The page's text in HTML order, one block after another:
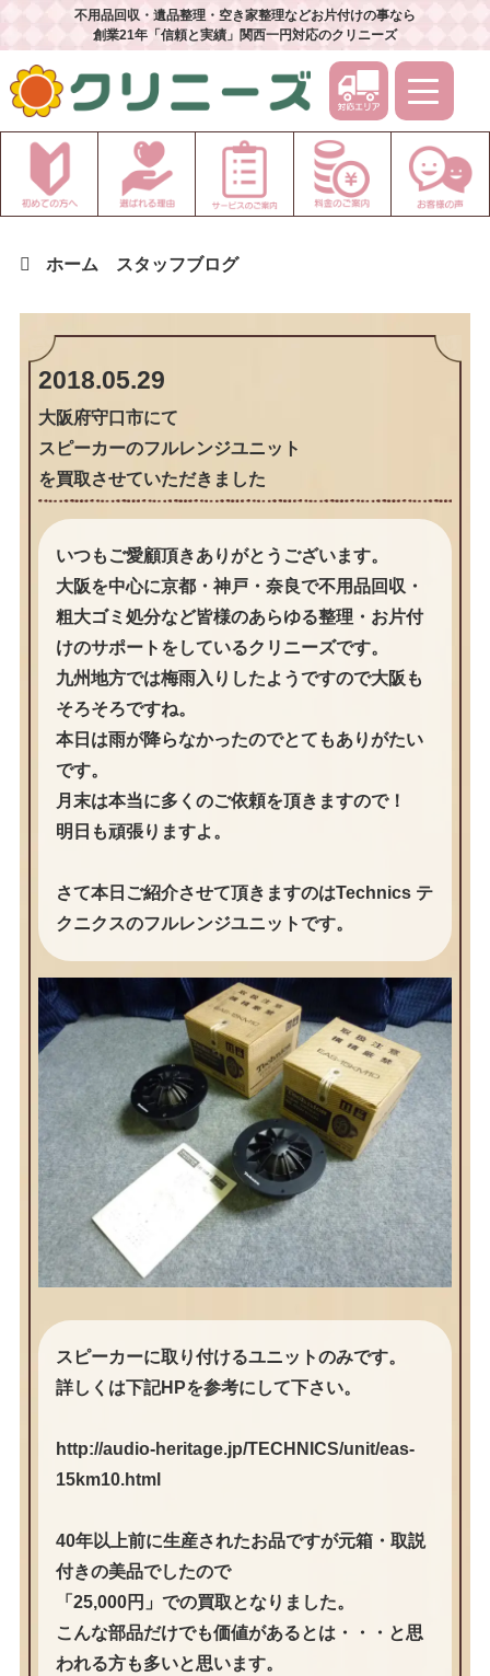
不用品回収・遺品整理・空き家整理などお片付けの事なら
創業21年「信頼と実績」関西一円対応のクリニーズ
ホーム スタッフブログ
2018.05.29
大阪府守口市にて
スピーカーのフルレンジユニット
を買取させていただきました
いつもご愛顧頂きありがとうございます。
大阪を中心に京都・神戸・奈良で不用品回収・
粗大ゴミ処分など皆様のあらゆる整理・お片付
けのサポートをしているクリニーズです。
九州地方では梅雨入りしたようですので大阪も
そろそろですね。
本日は雨が降らなかったのでとてもありがたい
です。
月末は本当に多くのご依頼を頂きますので！
明日も頑張りますよ。
さて本日ご紹介させて頂きますのはTechnics テ
クニクスのフルレンジユニットです。
スピーカーに取り付けるユニットのみです。
詳しくは下記HPを参考にして下さい。
http://audio-heritage.jp/TECHNICS/unit/eas-
15km10.html
40年以上前に生産されたお品ですが元箱・取説
付きの美品でしたので
「25,000円」での買取となりました。
こんな部品だけでも価値があるとは・・・と思
われる方も多いと思います。